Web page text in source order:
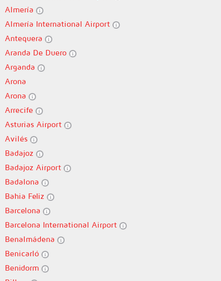
Almería
Almería International Airport
Antequera
Aranda De Duero
Arganda
Arona
Arona
Arrecife
Asturias Airport
Avilés
Badajoz
Badajoz Airport
Badalona
Bahia Feliz
Barcelona
Barcelona International Airport
Benalmádena
Benicarló
Benidorm